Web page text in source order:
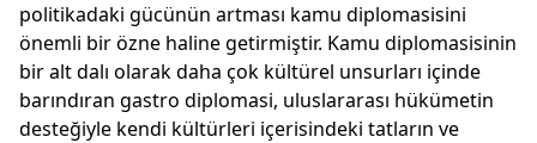
politikadaki gücünün artması kamu diplomasisini
önemli bir özne haline getirmiştir. Kamu diplomasisinin
bir alt dalı olarak daha çok kültürel unsurları içinde
barındıran gastro diplomasi, uluslararası hükümetin
desteğiyle kendi kültürleri içerisindeki tatların ve